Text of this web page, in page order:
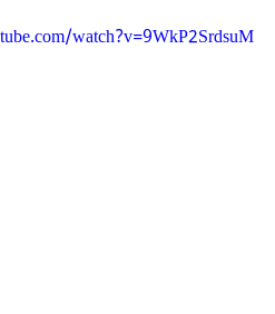
watch?v=9WkP2SrdsuM